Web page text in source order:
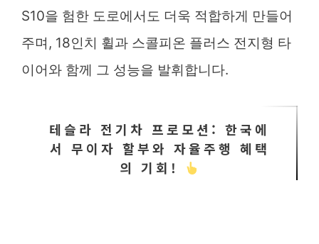
S10을 험한 도로에서도 더욱 적합하게 만들어
주며, 18인치 휠과 스콜피온 플러스 전지형 타
이어와 함께 그 성능을 발휘합니다.
테슬라 전기차 프로모션: 한국에
서 무이자 할부와 자율주행 혜택
의 기회!